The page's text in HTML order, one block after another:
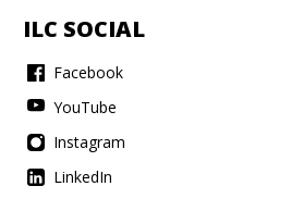
ILC SOCIAL
Facebook
YouTube
Instagram
LinkedIn